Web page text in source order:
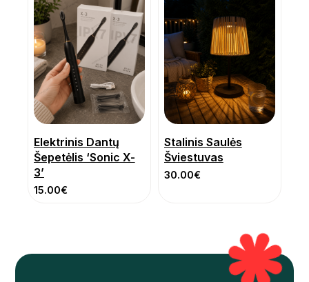
Elektrinis Dantų
Šepetėlis ‘Sonic X-
3’
15.00€
Stalinis Saulės
Šviestuvas
30.00€